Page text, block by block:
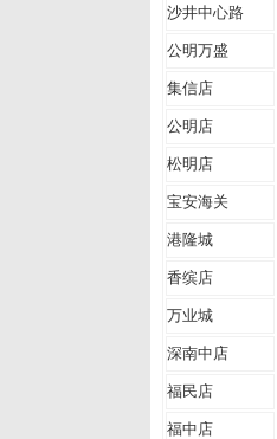
沙井中心路
公明万盛
集信店
公明店
松明店
宝安海关
港隆城
香缤店
万业城
深南中店
福民店
福中店